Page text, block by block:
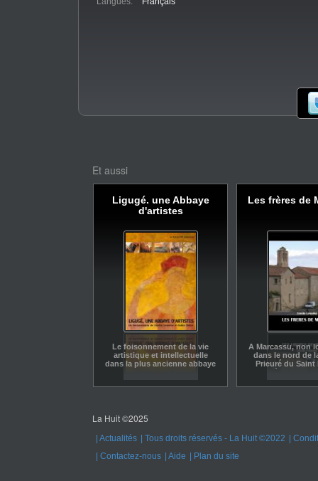
Et aussi
Ligugé. une Abbaye
d'artistes
Le foisonnement de la vie
artistique et intellectuelle
dans la plus ancienne abbaye
Les frères de
A Marcassu, non
dans le nord de
Prieuré du Saint
La Huit ©2025
Actualités Tous droits réservés - La Huit ©2022
Contactez-nous
Aide Plan du site